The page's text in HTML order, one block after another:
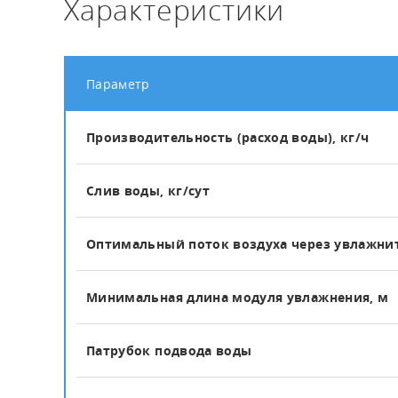
Характеристики
Параметр
Производительность (расход воды), кг/ч
Слив воды, кг/сут
Оптимальный поток воздуха через
Минимальная длина модуля увлажнения, м
Патрубок подвода воды